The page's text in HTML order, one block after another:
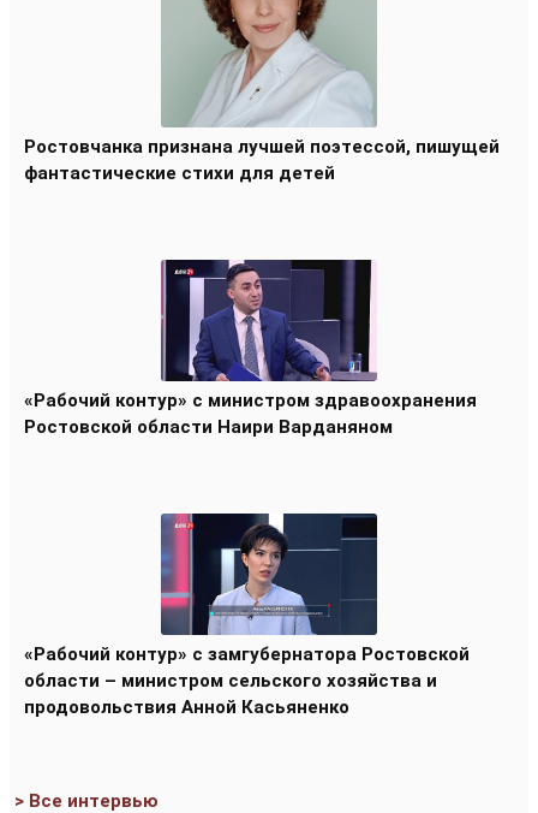
Ростовчанка признана лучшей поэтессой, пишущей
фантастические стихи для детей
«Рабочий контур» с министром здравоохранения
Ростовской области Наири Варданяном
«Рабочий контур» с замгубернатора Ростовской
области – министром сельского хозяйства и
продовольствия Анной Касьяненко
> Все интервью